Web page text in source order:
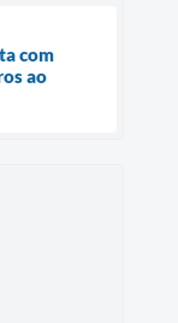
com
ao